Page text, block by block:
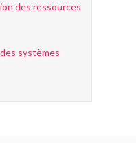
des ressources
systèmes